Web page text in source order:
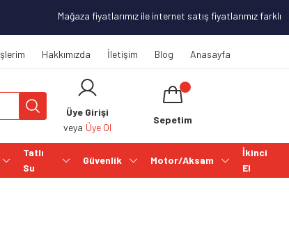
Mağaza fiyatlarımız ile internet satış fiyatlarımız
Hakkımızda İletişim Blog Anasayfa
Üye Girişi
veya Üye Ol
Sepetim
Tatlı
Su
Güvenlik Motor/Aksam
İkinci
El